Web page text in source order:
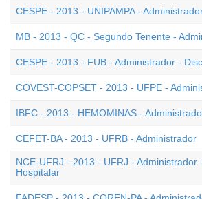
CESPE - 2013 - UNIPAMPA -
MB - 2013 - QC - Segundo Tenente -
CESPE - 2013 - FUB - Administrador -
COVEST-COPSET - 2013 - UFPE -
IBFC - 2013 - HEMOMINAS -
CEFET-BA - 2013 - UFRB - Administrador
NCE-UFRJ - 2013 - UFRJ - Administrador
Hospitalar